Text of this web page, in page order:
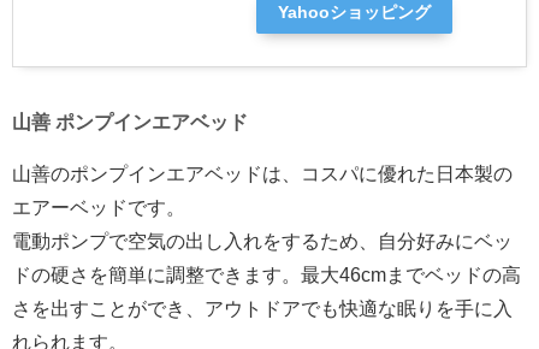
Yahooショッピング
山善 ポンプインエアベッド
山善のポンプインエアベッドは、コスパに優れた日本製の
エアーベッドです。
電動ポンプで空気の出し入れをするため、自分好みにベッ
ドの硬さを簡単に調整できます。最大46cmまでベッドの高
さを出すことができ、アウトドアでも快適な眠りを手に入
れられます。